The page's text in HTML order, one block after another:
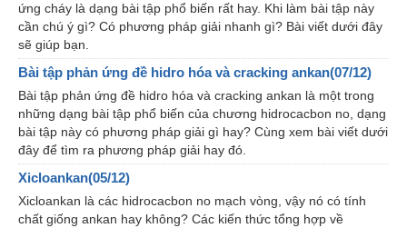
ứng cháy là dạng bài tập phổ biến rất hay. Khi làm bài tập này
cần chú ý gì? Có phương pháp giải nhanh gì? Bài viết dưới đây
sẽ giúp bạn.
Bài tập phản ứng đề hidro hóa và cracking ankan(07/12)
Bài tập phản ứng đề hidro hóa và cracking ankan là một trong
những dạng bài tập phổ biến của chương hidrocacbon no, dạng
bài tập này có phương pháp giải gì hay? Cùng xem bài viết dưới
đây để tìm ra phương pháp giải hay đó.
Xicloankan(05/12)
Xicloankan là các hidrocacbon no mạch vòng, vậy nó có tính
chất giống ankan hay không? Các kiến thức tổng hợp về